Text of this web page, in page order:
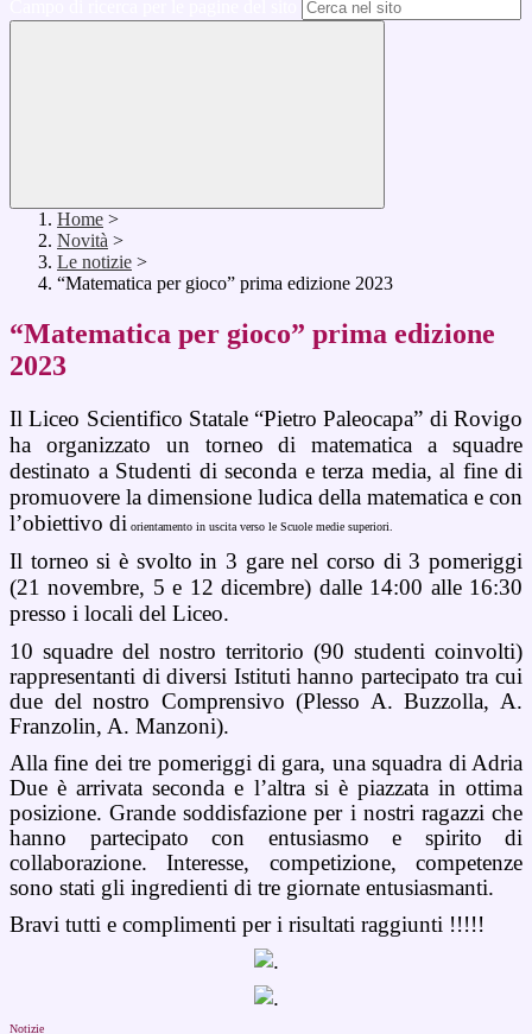
Home >
Novità >
Le notizie >
“Matematica per gioco” prima edizione 2023
“Matematica per gioco” prima edizione
2023
Il Liceo Scientifico Statale “Pietro Paleocapa” di Rovigo
ha organizzato un torneo di matematica a squadre
destinato a Studenti di seconda e terza media, al fine di
promuovere la dimensione ludica della matematica e con
l’obiettivo di orientamento in uscita verso le Scuole medie superiori.
Il torneo si è svolto in 3 gare nel corso di 3 pomeriggi
(21 novembre, 5 e 12 dicembre) dalle 14:00 alle 16:30
presso i locali del Liceo.
10 squadre del nostro territorio (90 studenti coinvolti)
rappresentanti di diversi Istituti hanno partecipato tra cui
due del nostro Comprensivo (Plesso A. Buzzolla, A.
Franzolin, A. Manzoni).
Alla fine dei tre pomeriggi di gara, una squadra di Adria
Due è arrivata seconda e l’altra si è piazzata in ottima
posizione. Grande soddisfazione per i nostri ragazzi che
hanno partecipato con entusiasmo e spirito di
collaborazione. Interesse, competizione, competenze
sono stati gli ingredienti di tre giornate entusiasmanti.
Bravi tutti e complimenti per i risultati raggiunti !!!!!
Notizie